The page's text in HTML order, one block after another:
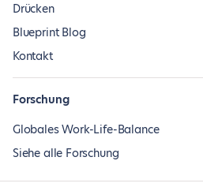
Drücken
Blueprint Blog
Kontakt
Forschung
Globales Work-Life-Balance
Siehe alle Forschung